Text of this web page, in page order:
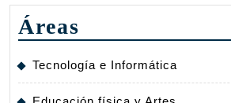
Áreas
Tecnología e Informática